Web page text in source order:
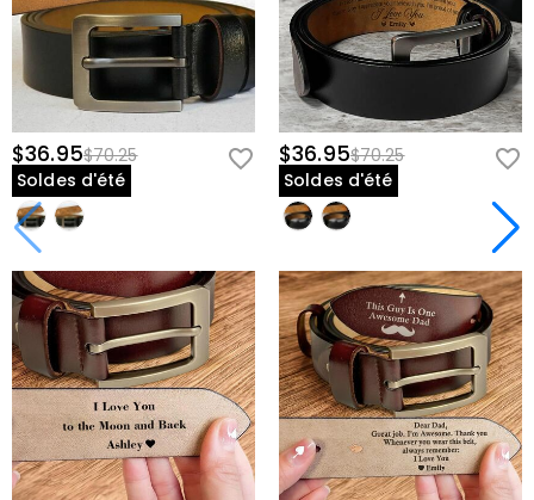
$36.95$70.25
Soldes d'été
$36.95$70.25
Soldes d'été